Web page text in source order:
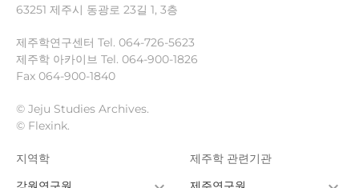
63251 제주시 동광로 23길 1, 3층
제주학연구센터 Tel. 064-726-5623
제주학 아카이브 Tel. 064-900-1826
Fax 064-900-1840
© Jeju Studies Archives.
© Flexink.
지역학
제주학 관련기관